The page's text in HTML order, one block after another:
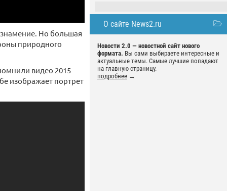
О сайте News2.ru
Новости 2.0 — новостной сайт нового
формата. Вы сами выбираете интересные и
актуальные темы. Самые лучшие попадают
на главную страницу.
подробнее →
знамение. Но большая
природного
видео 2015
изображает портрет